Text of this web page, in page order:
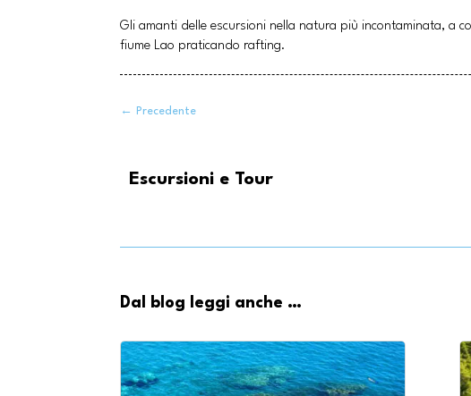
Gli amanti delle escursioni nella natura più incontaminata, a
fiume Lao praticando rafting.
← Precedente
Escursioni e Tour
Dal blog leggi anche …